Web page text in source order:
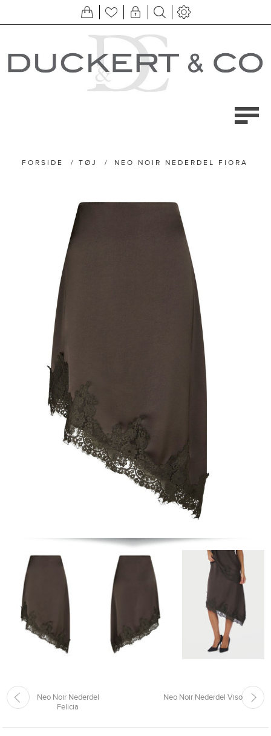
FORSIDE / TØJ / NEO NOIR NEDERDEL FIORA
Neo Noir Nederdel
Felicia
Neo Noir Nederdel Viso